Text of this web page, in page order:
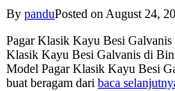
By panduPosted on August 24,
Pagar Klasik Kayu Besi Galvanis
Klasik Kayu Besi Galvanis di
Model Pagar Klasik Kayu Besi
buat beragam dari baca